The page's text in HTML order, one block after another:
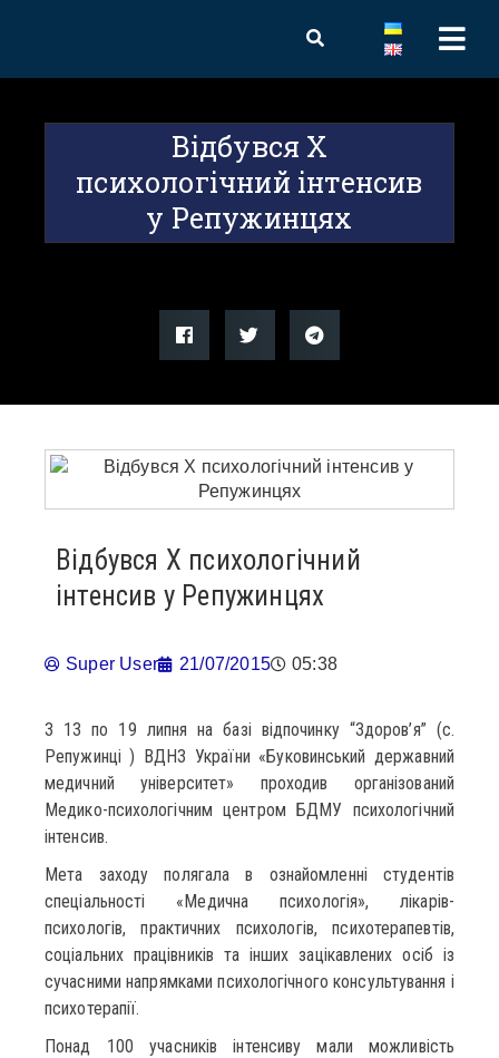
Відбувся Х
психологічний інтенсив
у Репужинцях
Відбувся Х психологічний
інтенсив у Репужинцях
Super User 21/07/2015 05:38
З 13 по 19 липня на базі відпочинку “Здоров’я” (с.
Репужинці ) ВДНЗ України «Буковинський державний
медичний університет» проходив організований
Медико-психологічним центром БДМУ психологічний
інтенсив.
Мета заходу полягала в ознайомленні студентів
спеціальності «Медична психологія», лікарів-
психологів, практичних психологів, психотерапевтів,
соціальних працівників та інших зацікавлених осіб із
сучасними напрямками психологічного консультування і
психотерапії.
Понад 100 учасників інтенсиву мали можливість